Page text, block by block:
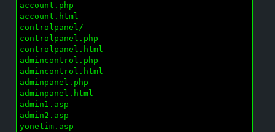
account.php
account.html
controlpanel/
controlpanel.php
controlpanel.html
admincontrol.php
admincontrol.html
adminpanel.php
adminpanel.html
admin1.asp
admin2.asp
yonetim.asp